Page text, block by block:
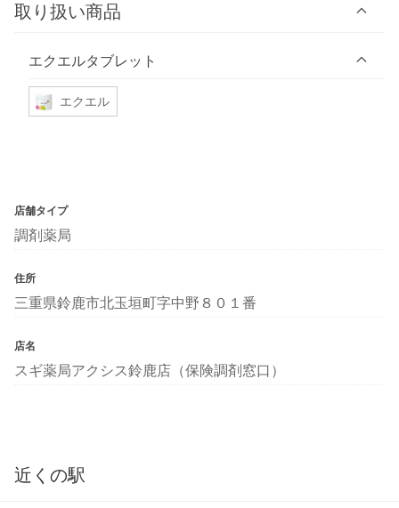
取り扱い商品
エクエルタブレット
エクエル
店舗タイプ
調剤薬局
住所
三重県鈴鹿市北玉垣町字中野８０１番
店名
スギ薬局アクシス鈴鹿店（保険調剤窓口）
近くの駅